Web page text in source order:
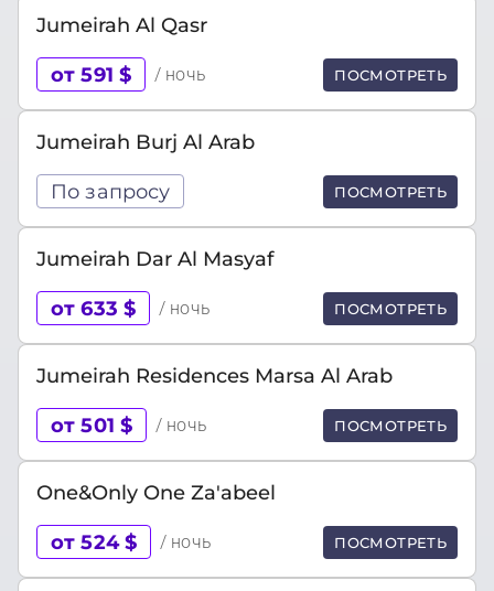
Jumeirah Al Qasr
от 591 $ / ночь ПОСМОТРЕТЬ
Jumeirah Burj Al Arab
По запросу ПОСМОТРЕТЬ
Jumeirah Dar Al Masyaf
от 633 $ / ночь ПОСМОТРЕТЬ
Jumeirah Residences Marsa Al Arab
от 501 $ / ночь ПОСМОТРЕТЬ
One&Only One Za'abeel
от 524 $ / ночь ПОСМОТРЕТЬ